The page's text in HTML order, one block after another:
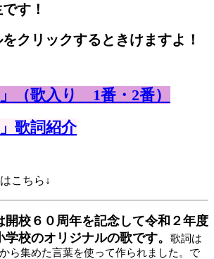
す！
クリックするときけますよ！
（歌入り 1番・2番）
歌詞紹介
こちら↓
開校６０周年を記念して令和２年度
校のオリジナルの歌です。
歌詞は
ら集めた言葉を使って作られました。で